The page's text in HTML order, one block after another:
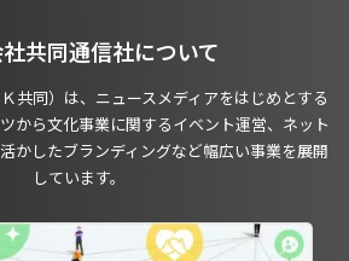
共同通信社について
共同）は、ニュースメディアをはじめとする
から文化事業に関するイベント運営、ネット
かしたブランディングなど幅広い事業を展開
しています。